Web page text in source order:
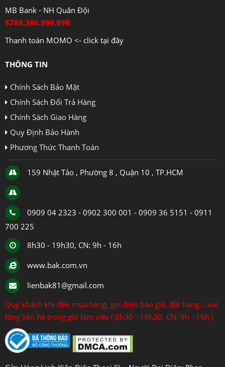
MB Bank - NH Quân Đội
5788.386.999.999
Thanh toán MOMO <- click tại đây
THÔNG TIN
Chính Sách Bảo Mật
Chính Sách Đổi Trả Hàng
Chính Sách Giao Hàng
Quy Định Bảo Hành
Phương Thức Thanh Toán
159 Nhật Tảo , Phường 8 , Quận 10 , TP.HCM
0909 04 2323 - 0902 300 001 - 0909 36 5151 - 0911
700 225
8h30 - 19h30, CN: 9h - 16h
www.bak.com.vn
lienbak81@gmail.com
Quý khách khi đến mua hàng, gọi điện báo giá, đặt hàng... vui
lòng liên hệ trong giờ làm việc ( 8h30 - 19h30, CN: 9h - 16h )